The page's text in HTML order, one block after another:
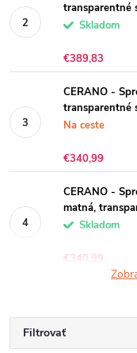
transparentné
Skladom
€389,83
CERANO -
transparentné
Na ceste
€340,99
CERANO -
matná,
Skladom
€340,99
Filtrovať